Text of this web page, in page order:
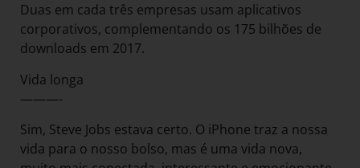
Duas em cada três empresas usam aplicativos
corporativos, complementando os 175 bilhões de
downloads em 2017.
Vida longa
———-
Sim, Steve Jobs estava certo. O iPhone traz a nossa
vida para o nosso bolso, mas é uma vida nova,